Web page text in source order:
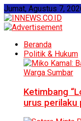
Jumat, Agustus 7,
Beranda
Politik & Hukum
Ketimbang
urus perilaku